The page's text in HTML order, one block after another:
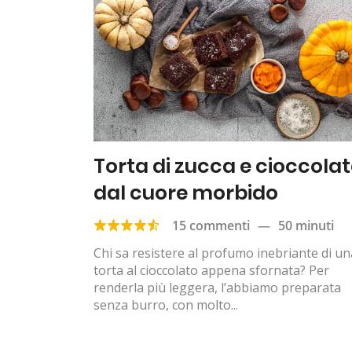
Torta di zucca e
dal cuore morbido
15 commenti — 50 minuti
Chi sa resistere al profumo inebriante di
torta al cioccolato appena sfornata? Per
renderla più leggera, l’abbiamo preparata
senza burro, con molto...